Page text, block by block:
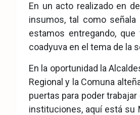
En un acto realizado en
insumos, tal como señala
estamos entregando,
coadyuva en el tema de la
En la oportunidad la
Regional y la Comuna
puertas para poder
instituciones, aquí está su